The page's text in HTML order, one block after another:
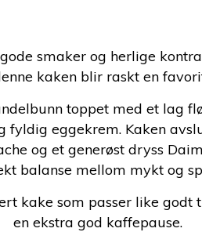
smaker og herlige
kaken blir raskt en
toppet med et lag
fyldig eggekrem. Kaken
og et generøst dryss
balanse mellom mykt og
kake som passer like godt
en ekstra god kaffepause.